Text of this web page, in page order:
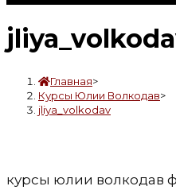
Главная>
Курсы Юлии Волкодав>
jliya_volkodav
курсы юлии волкодав